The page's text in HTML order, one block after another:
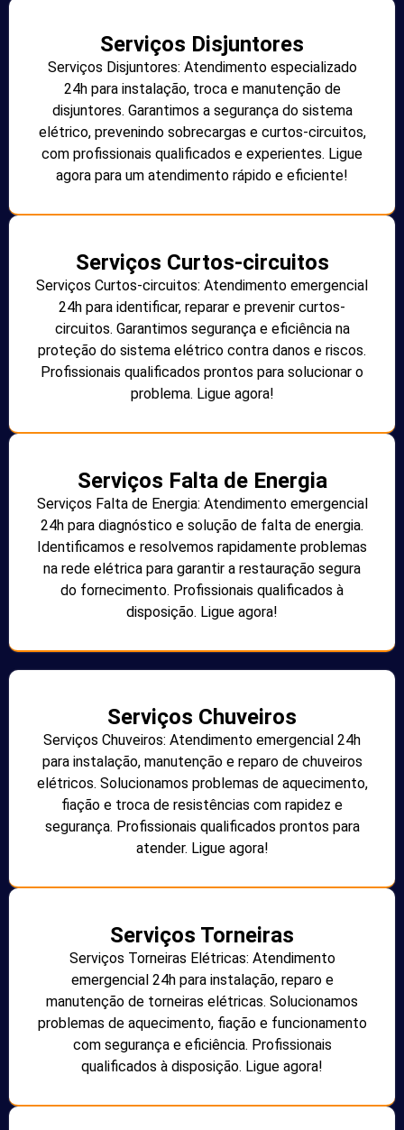
Serviços Disjuntores
Serviços Disjuntores: Atendimento especializado
24h para instalação, troca e manutenção de
disjuntores. Garantimos a segurança do sistema
elétrico, prevenindo sobrecargas e curtos-circuitos,
com profissionais qualificados e experientes. Ligue
agora para um atendimento rápido e eficiente!
Serviços Curtos-circuitos
Serviços Curtos-circuitos: Atendimento emergencial
24h para identificar, reparar e prevenir curtos-
circuitos. Garantimos segurança e eficiência na
proteção do sistema elétrico contra danos e riscos.
Profissionais qualificados prontos para solucionar o
problema. Ligue agora!
Serviços Falta de Energia
Serviços Falta de Energia: Atendimento emergencial
24h para diagnóstico e solução de falta de energia.
Identificamos e resolvemos rapidamente problemas
na rede elétrica para garantir a restauração segura
do fornecimento. Profissionais qualificados à
disposição. Ligue agora!
Serviços Chuveiros
Serviços Chuveiros: Atendimento emergencial 24h
para instalação, manutenção e reparo de chuveiros
elétricos. Solucionamos problemas de aquecimento,
fiação e troca de resistências com rapidez e
segurança. Profissionais qualificados prontos para
atender. Ligue agora!
Serviços Torneiras
Serviços Torneiras Elétricas: Atendimento
emergencial 24h para instalação, reparo e
manutenção de torneiras elétricas. Solucionamos
problemas de aquecimento, fiação e funcionamento
com segurança e eficiência. Profissionais
qualificados à disposição. Ligue agora!